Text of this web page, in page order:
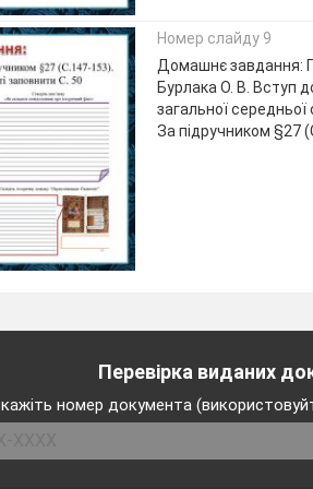
Номер слайду 9
Домашнє завдання:
Бурлака О. В. Вступ
загальної середньої
За підручником §27
Перевірка виданих
номер документа